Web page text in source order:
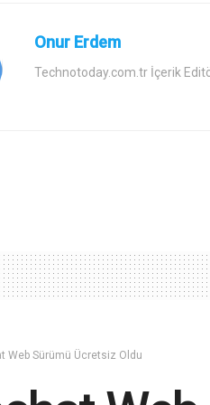
Onur Erdem
Technotoday.com.tr İçerik
Web Sürümü Ücretsiz Oldu